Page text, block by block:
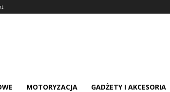
MOTORYZACJA GADŻETY I AKCESORIA